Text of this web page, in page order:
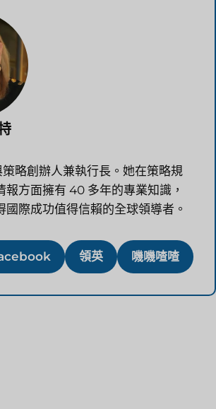
策略創辦人兼執行長。她在策略規
報方面擁有 40 多年的專業知識，
國際成功值得信賴的全球領導者。
領英 嘰嘰喳喳